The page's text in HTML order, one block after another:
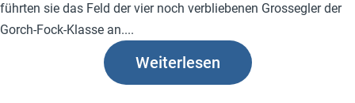
führten sie das Feld der vier noch verbliebenen Grossegler der
Gorch-Fock-Klasse an....
Weiterlesen